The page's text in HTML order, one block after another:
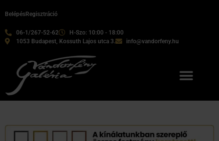
06-1/267-52-62
H-Szo: 10:00 - 18:00
1053 Budapest, Kossuth Lajos utca 3.
info@vandorfeny.hu
BelépésRegisztráció